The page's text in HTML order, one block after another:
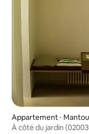
Appartement ⋅
À côté du jardin